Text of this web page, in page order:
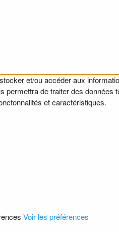
et/ou accéder aux
de traiter des
et caractéristiques.
Voir les préférences